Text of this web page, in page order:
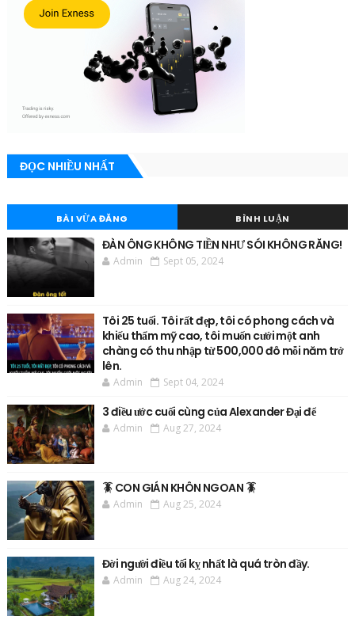
ĐỌC NHIỀU NHẤT
BÀI VỪA ĐĂNG BÌNH LUẬN
ĐÀN ÔNG KHÔNG TIỀN NHƯ SÓI KHÔNG RĂNG!
Admin Sept 05, 2024
Tôi 25 tuổi. Tôi rất đẹp, tôi có phong cách và
khiếu thẩm mỹ cao, tôi muốn cưới một anh
chàng có thu nhập từ 500,000 đô mỗi năm trở
lên.
Admin Sept 04, 2024
3 điều ước cuối cùng của Alexander Đại đế
Admin Aug 27, 2024
🪳 CON GIÁN KHÔN NGOAN 🪳
Admin Aug 25, 2024
Đời người điều tối kỵ nhất là quá tròn đầy.
Admin Aug 24, 2024